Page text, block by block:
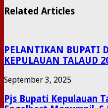
Related Articles
PELANTIKAN BUPATI
KEPULAUAN TALAUD
September 3, 2025
Pjs Bupati Kepulauan